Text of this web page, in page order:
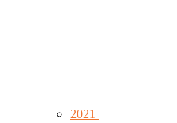
2021